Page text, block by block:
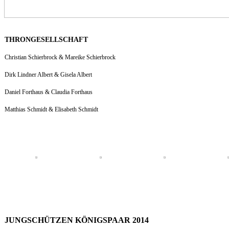
THRONGESELLSCHAFT
Christian Schierbrock & Mareike Schierbrock
Dirk Lindner Albert & Gisela Albert
Daniel Forthaus & Claudia Forthaus
Matthias Schmidt & Elisabeth Schmidt
JUNGSCHÜTZEN KÖNIGSPAAR 2014